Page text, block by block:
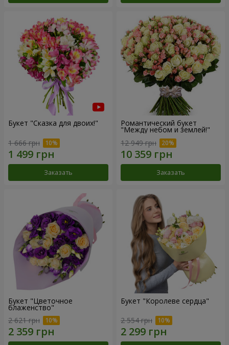
Букет "Сказка для двоих!"
1 666 грн
Заказать
Романтический букет
"Между небом и землей!"
12 949 грн
Заказать
Букет "Цветочное
блаженство"
2 621 грн
Букет "Королеве сердца"
2 554 грн